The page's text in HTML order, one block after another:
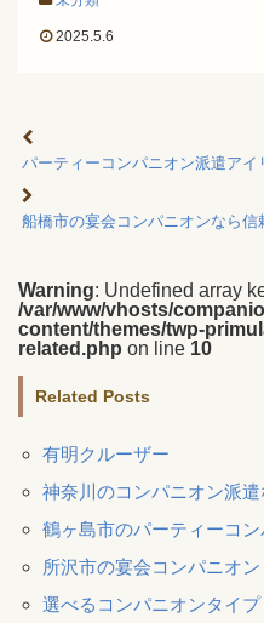
2025.5.6
パーティーコンパニオン派遣アイ
船橋市の宴会コンパニオンなら信
Warning: Undefined array
/var/www/vhosts/
content/themes/twp-
related.php on line 10
Related Posts
有明クルーザー
神奈川のコンパニオン派
鶴ヶ島市のパーティーコ
所沢市の宴会コンパニオン
選べるコンパニオンタイプ